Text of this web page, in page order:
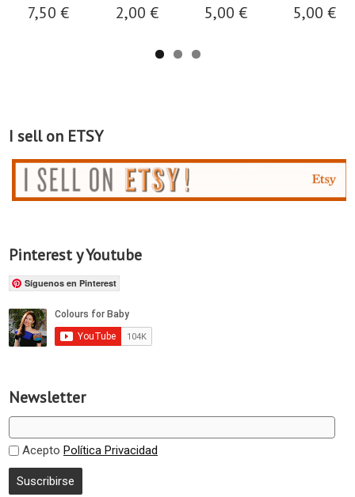
I sell on ETSY
Pinterest y Youtube
Síguenos en Pinterest
Newsletter
Acepto Política Privacidad
7,50 € 2,00 € 5,00 € 5,00 €